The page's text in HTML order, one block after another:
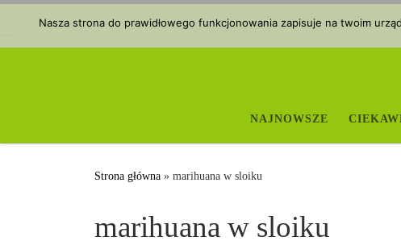
Przejdź do treści
NAJNOWSZE
Strona główna » marihuana w sloiku
marihuana w sloiku
Nasza strona do prawidłowego funkcjonowania zapisuje na twoim